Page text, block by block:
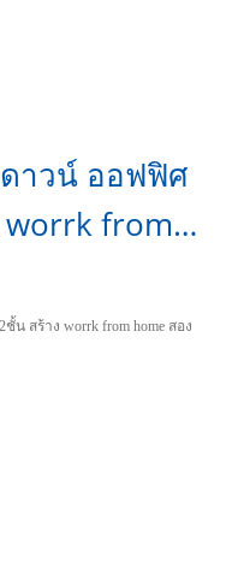
าวน์ ออฟฟิศ
worrk from
สร้าง worrk from home สอง